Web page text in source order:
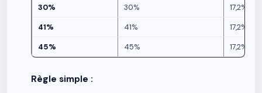
30%
30%
17,2%
41%
41%
17,2%
45%
45% 17,2%
Règle simple :